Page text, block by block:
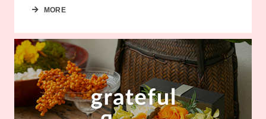
MORE